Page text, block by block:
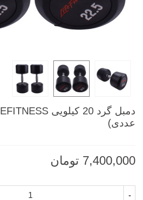
عددی)
7,400,000 تومان
-